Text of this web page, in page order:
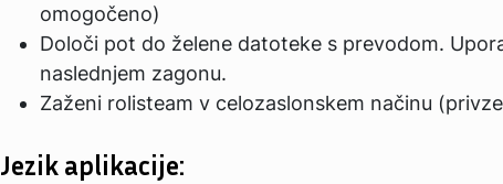
omogočeno)
Določi pot do želene datoteke s prevodom.
naslednjem zagonu.
Zaženi rolisteam v celozaslonskem načinu
Jezik aplikacije: